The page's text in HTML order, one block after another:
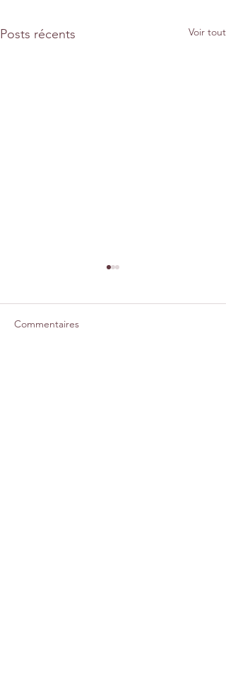
Posts récents Voir tout
Commentaires